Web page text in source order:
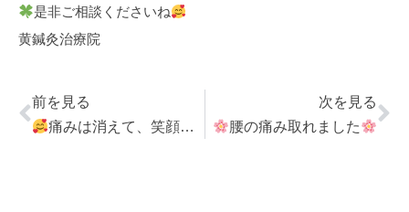
是非ご相談くださいね
黄鍼灸治療院
前を見る
痛みは消えて、笑顔が見えました
次を見る
腰の痛み取れました